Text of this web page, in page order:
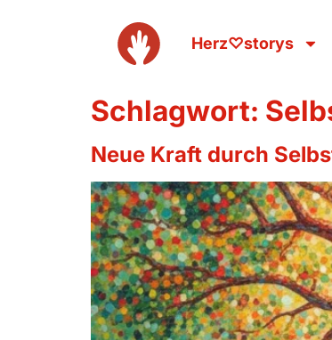
Herz♡storys
Schlagwort:
Neue Kraft durch